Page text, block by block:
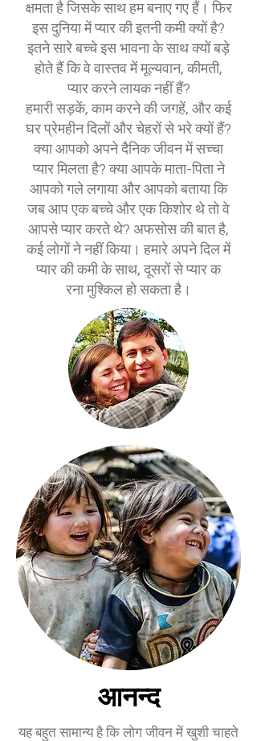
क्षमता है जिसके साथ हम बनाए गए हैं। फिर
इस दुनिया में प्यार की इतनी कमी क्यों है?
इतने सारे बच्चे इस भावना के साथ क्यों बड़े
होते हैं कि वे वास्तव में मूल्यवान, कीमती,
प्यार करने लायक नहीं हैं?
हमारी सड़कें, काम करने की जगहें, और कई
घर प्रेमहीन दिलों और चेहरों से भरे क्यों हैं?
क्या आपको अपने दैनिक जीवन में सच्चा
प्यार मिलता है? क्या आपके माता-पिता ने
आपको गले लगाया और आपको बताया कि
जब आप एक बच्चे और एक किशोर थे तो वे
आपसे प्यार करते थे? अफसोस की बात है,
कई लोगों ने नहीं किया। हमारे अपने दिल में
प्यार की कमी के साथ, दूसरों से प्यार क
रना मुश्किल हो सकता है।
आनन्द
यह बहुत सामान्य है कि लोग जीवन में खुशी चाहते